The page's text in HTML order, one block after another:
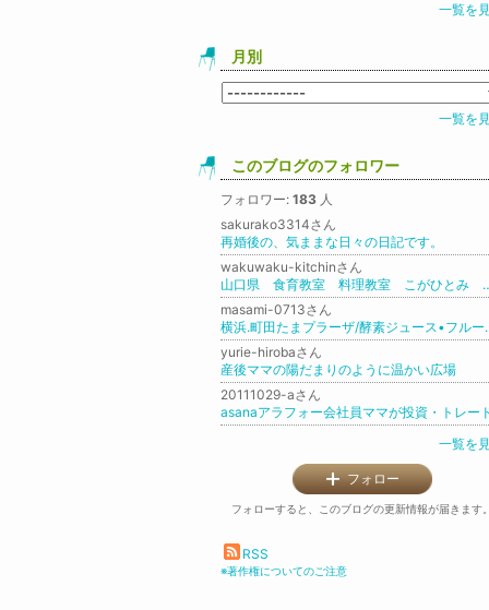
一覧を
月別
一覧を
このブログのフォロワー
フォロワー: 183 人
sakurako3314さん
再婚後の、気ままな日々の日記です。
wakuwaku-kitchinさん
山口県 食育教室 料理教
masami-0713さん
横浜.町田たまプ
yurie-hirobaさん
産後ママの陽だまりのように温かい広場
20111029-aさん
一覧を
フォロー
フォローすると、このブログの更新情報が届きます。
RSS
※著作権についてのご注意